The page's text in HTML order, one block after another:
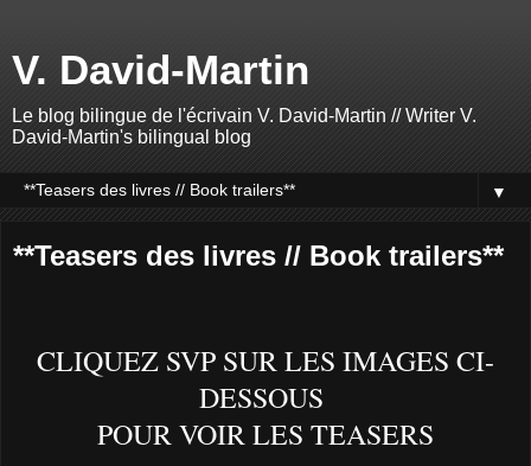
V. David-Martin
Le blog bilingue de l'écrivain V. David-Martin // Writer V.
David-Martin's bilingual blog
▼
**Teasers des livres // Book trailers**
CLIQUEZ SVP SUR LES IMAGES CI-
DESSOUS
POUR VOIR LES TEASERS